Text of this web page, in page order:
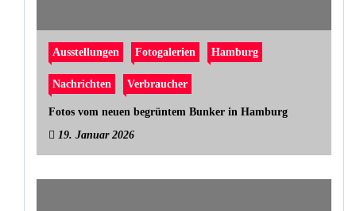
Ausstellungen Fotogalerien Hamburg
Nachrichten Verbraucher
Fotos vom neuen begrüntem Bunker in Hamburg
19. Januar 2026